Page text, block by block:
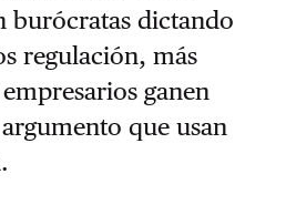
burócratas dictando
regulación, más
ganen
que usan